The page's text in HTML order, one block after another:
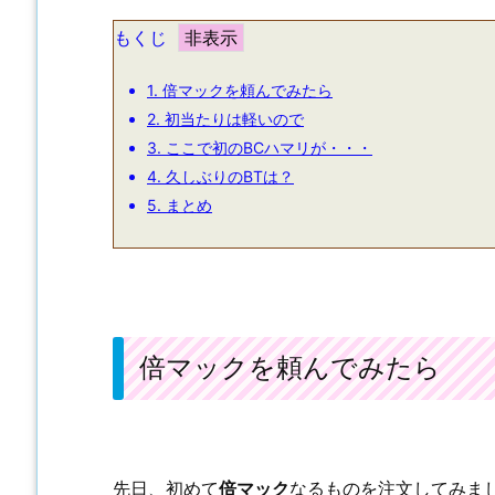
もくじ
1. 倍マックを頼んでみたら
2. 初当たりは軽いので
3. ここで初のBCハマリが・・・
4. 久しぶりのBTは？
5. まとめ
倍マックを頼んでみたら
先日、初めて倍マックなるものを注文してみま